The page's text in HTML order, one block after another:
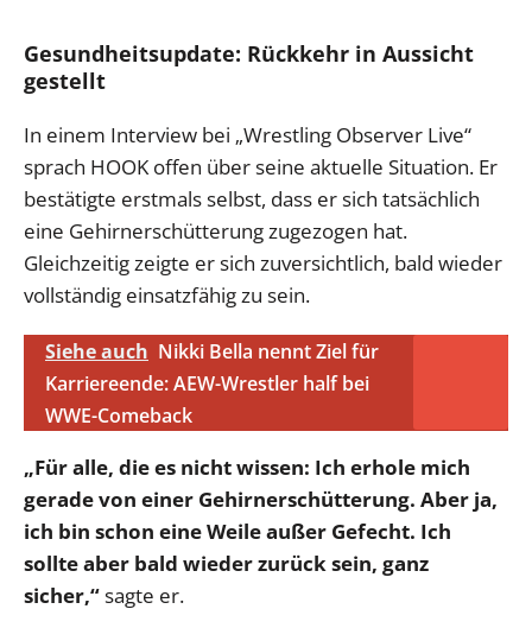
Gesundheitsupdate: Rückkehr in Aussicht
gestellt
In einem Interview bei „Wrestling Observer Live“
sprach HOOK offen über seine aktuelle Situation. Er
bestätigte erstmals selbst, dass er sich tatsächlich
eine Gehirnerschütterung zugezogen hat.
Gleichzeitig zeigte er sich zuversichtlich, bald wieder
vollständig einsatzfähig zu sein.
Siehe auch Nikki Bella nennt Ziel für
Karriereende: AEW-Wrestler half bei
WWE-Comeback
„Für alle, die es nicht wissen: Ich erhole mich
gerade von einer Gehirnerschütterung. Aber ja,
ich bin schon eine Weile außer Gefecht. Ich
sollte aber bald wieder zurück sein, ganz
sicher,“sagte er.